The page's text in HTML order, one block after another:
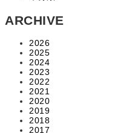
ARCHIVE
2026
2025
2024
2023
2022
2021
2020
2019
2018
2017